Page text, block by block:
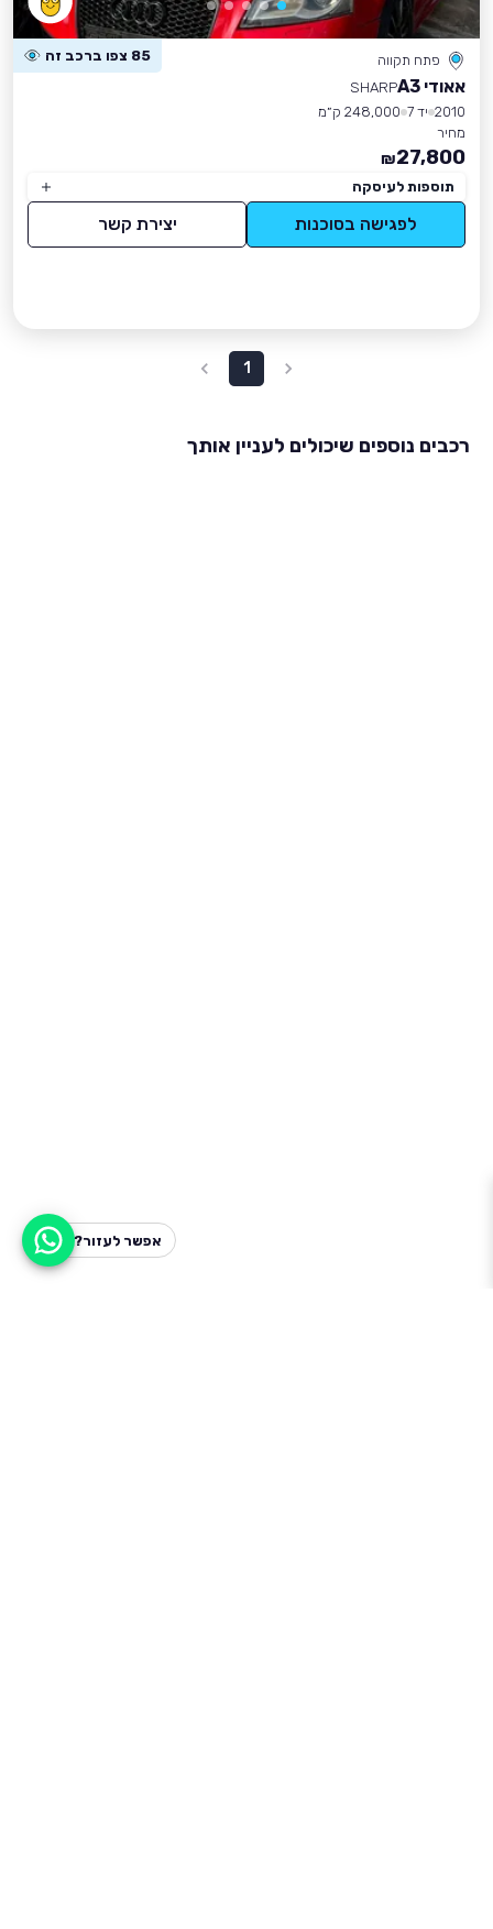
פתח תקווה 85 צפו ברכב זה
אאודי A3
SHARP
2010 יד 7
248,000 ק״מ
מחיר
27,800
₪
תוספות לעיסקה
לפגישה בסוכנות יצירת קשר
1
רכבים נוספים שיכולים לעניין אותך
אפשר לעזור?